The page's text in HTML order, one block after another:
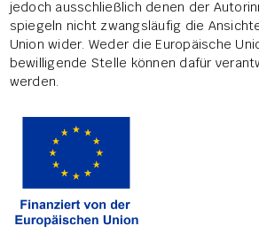
jedoch ausschließlich denen der
spiegeln nicht zwangsläufig die
Union wider. Weder die Europäische
bewilligende Stelle können dafür
werden.